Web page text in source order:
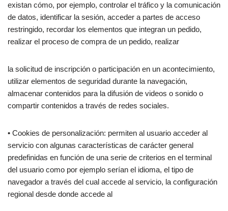
existan cómo, por ejemplo, controlar el tráfico y la comunicación
de datos, identificar la sesión, acceder a partes de acceso
restringido, recordar los elementos que integran un pedido,
realizar el proceso de compra de un pedido, realizar
la solicitud de inscripción o participación en un acontecimiento,
utilizar elementos de seguridad durante la navegación,
almacenar contenidos para la difusión de videos o sonido o
compartir contenidos a través de redes sociales.
• Cookies de personalización: permiten al usuario acceder al
servicio con algunas características de carácter general
predefinidas en función de una serie de criterios en el terminal
del usuario como por ejemplo serían el idioma, el tipo de
navegador a través del cual accede al servicio, la configuración
regional desde donde accede al